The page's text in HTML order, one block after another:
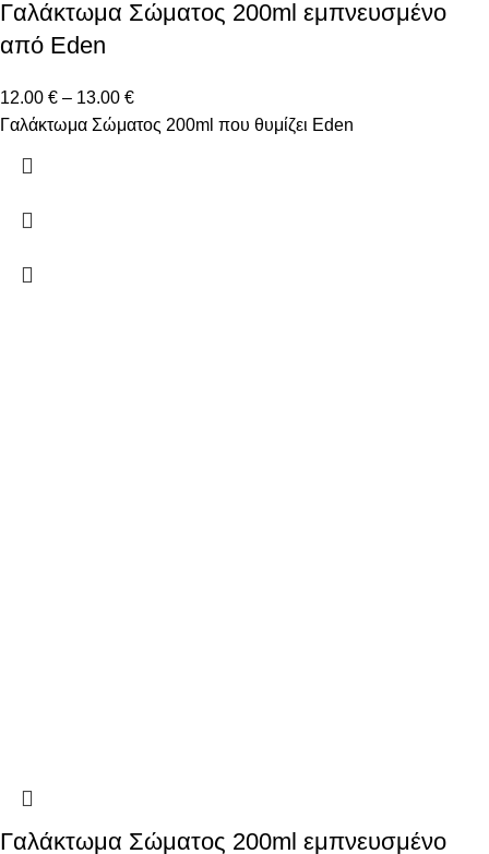
Γαλάκτωμα Σώματος 200ml εμπνευσμένο
από Eden
12.00 € – 13.00 €
Γαλάκτωμα Σώματος 200ml που θυμίζει Eden
Γαλάκτωμα Σώματος 200ml εμπνευσμένο